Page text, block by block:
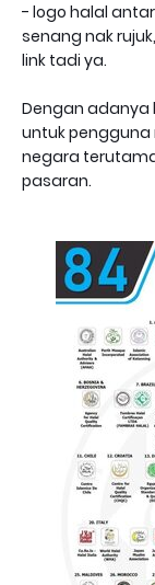
- logo halal
senang nak
link tadi ya.
Dengan adanya
untuk pengguna
negara
pasaran.